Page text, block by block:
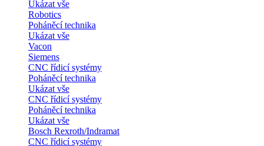
Ukázat vše
Robotics
Poháněcí technika
Ukázat vše
Vacon
Siemens
CNC řídicí systémy
Poháněcí technika
Ukázat vše
CNC řídicí systémy
Poháněcí technika
Ukázat vše
Bosch Rexroth/Indramat
CNC řídicí systémy